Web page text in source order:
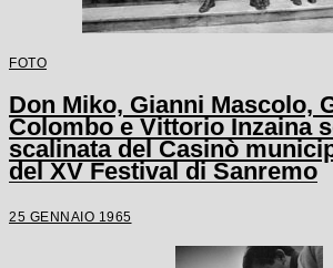
FOTO
Don Miko, Gianni Mascolo,
Colombo e Vittorio Inzaina
scalinata del Casinò
del XV Festival di Sanremo
25 GENNAIO 1965